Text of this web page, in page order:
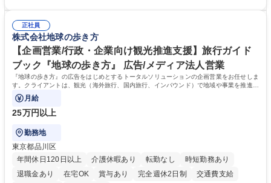
の他に担当頂く業務が発生する場合があります。 募集職種 【営業事務】
業務職/三井物産グループ/平均残業時間10H/完全週休2日
ション力がある方。 ・チャレンジを厭わず、粘り強く業務に取り組める
方。多様な関係者と謙虚に信頼関係を構築でき、期限を意識したスケジュ
ール管理が出来る方。※将来的に他部署（営業部門、コーポレート部門）
へのジョブローテーションの可能性があります。 学歴・資格 学歴：大学
院 大学 語学力： 資格：宅地建物取引士
正社員
株式会社地球の歩き方
【企画営業/行政・企業向け観光推進支援】旅行ガイド
ブック『地球の歩き方』 広告/メディア法人営業
『地球の歩き方』の広告をはじめとするトータルソリューションの企画営業をお任せしま
す。クライアントは、観光（海外旅行、国内旅行、インバウンド）で地域や事業を推進し
たい国内外の行政や企業です。
月給
25万円以上
勤務地
東京都品川区
年間休日120日以上
介護休暇あり 転勤なし
時短勤務あり
退職金あり
在宅OK 賞与あり 完全週休2日制
交通費支給